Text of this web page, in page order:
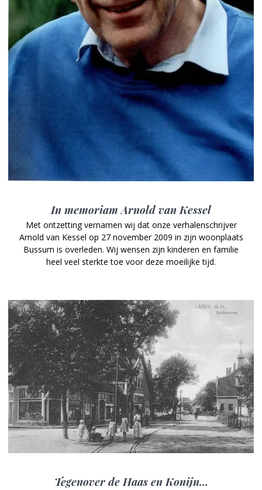
In memoriam Arnold van Kessel
Met ontzetting vernamen wij dat onze verhalenschrijver
Arnold van Kessel op 27 november 2009 in zijn woonplaats
Bussum is overleden. Wij wensen zijn kinderen en familie
heel veel sterkte toe voor deze moeilijke tijd.
Tegenover de Haas en Konijn…